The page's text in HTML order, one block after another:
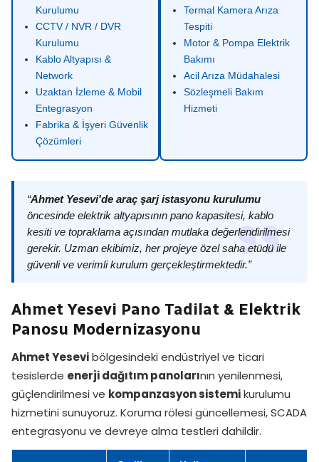
Kurulumu
CCTV / NVR / DVR
Kurulumu
Kablo Altyapısı &
Network
Uzaktan İzleme & Mobil
Entegrasyon
Fabrika & İşyeri Güvenlik
Çözümleri
Termal Kamera Arıza
Tespiti
Motor & Pompa Elektrik
Bakımı
Acil Arıza Müdahalesi
Sözleşmeli Bakım
Hizmeti
“Ahmet Yesevi'de araç şarj istasyonu kurulumu
öncesinde elektrik altyapısının pano kapasitesi, kablo
kesiti ve topraklama açısından mutlaka değerlendirilmesi
gerekir. Uzman ekibimiz, her projeye özel saha etüdü ile
güvenli ve verimli kurulum gerçekleştirmektedir.”
Ahmet Yesevi Pano Tadilat & Elektrik
Panosu Modernizasyonu
Ahmet Yesevibölgesindeki endüstriyel ve ticari
tesislerde enerji dağıtım panolarının yenilenmesi,
güçlendirilmesi ve kompanzasyon sistemikurulumu
hizmetini sunuyoruz. Koruma rölesi güncellemesi, SCADA
entegrasyonu ve devreye alma testleri dahildir.